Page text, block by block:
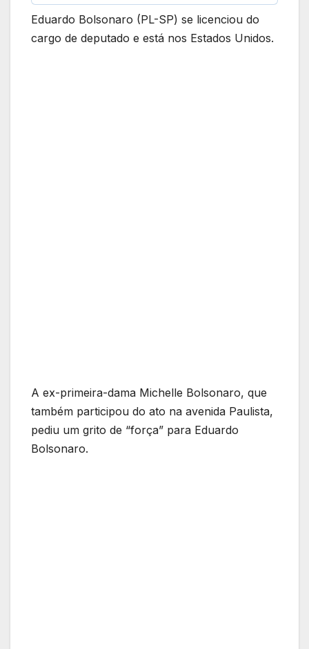
Eduardo Bolsonaro (PL-SP) se licenciou do
cargo de deputado e está nos Estados Unidos.
A ex-primeira-dama Michelle Bolsonaro, que
também participou do ato na avenida Paulista,
pediu um grito de “força” para Eduardo
Bolsonaro.